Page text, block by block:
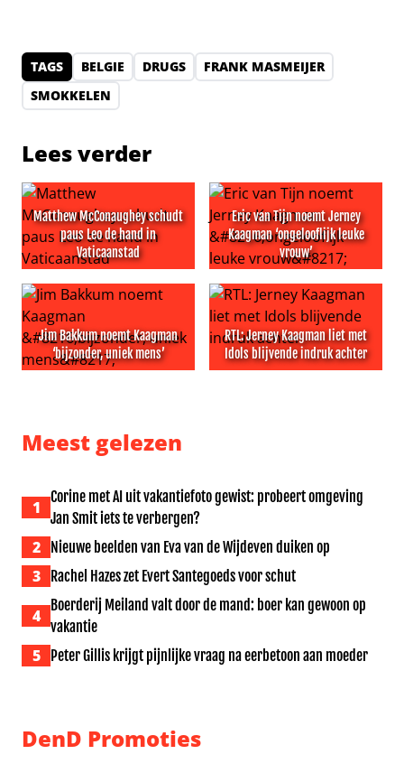
TAGS BELGIE DRUGS
FRANK MASMEIJER
SMOKKELEN
Lees verder
Matthew McConaughey schudt
paus Leo de hand in
Vaticaanstad
Matthew McConaughey schudt paus Leo de hand in
Eric van Tijn noemt Jerney
Kaagman ‘ongelooflijk leuke
vrouw’
Eric van Tijn noemt Jerney
Jim Bakkum noemt Kaagman
‘bijzonder, uniek mens’
RTL: Jerney Kaagman liet met
Idols blijvende indruk achter
Meest gelezen
1
Corine met AI uit vakantiefoto gewist: probeert omgeving
Jan Smit iets te verbergen?
2 Nieuwe beelden van Eva van de Wijdeven duiken op
3 Rachel Hazes zet Evert Santegoeds voor schut
4
Boerderij Meiland valt door de mand: boer kan gewoon op
vakantie
5 Peter Gillis krijgt pijnlijke vraag na eerbetoon aan moeder
DenD Promoties